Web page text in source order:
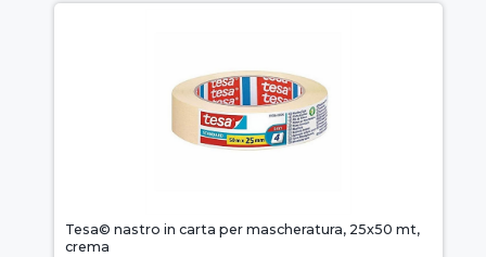
Tesa© nastro in carta per mascheratura, 25x50 mt,
crema